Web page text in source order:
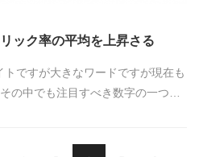
ック率の平均を上昇さる
ですが大きなワードですが現在も
の中でも注目すべき数字の一つ…